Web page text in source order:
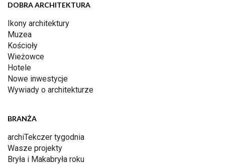
DOBRA ARCHITEKTURA
Ikony architektury
Muzea
Kościoły
Wieżowce
Hotele
Nowe inwestycje
Wywiady o architekturze
BRANŻA
archiTekczer tygodnia
Wasze projekty
Bryła i Makabryła roku